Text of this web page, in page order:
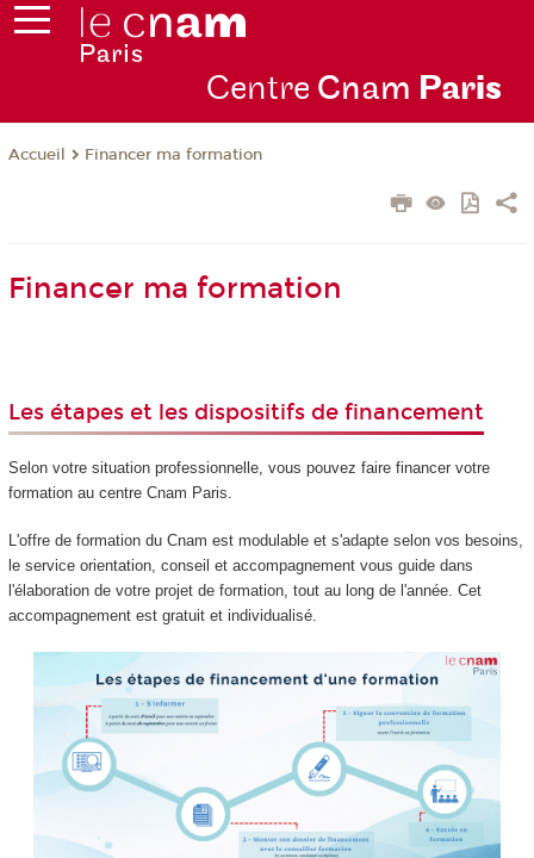
Centre Cnam Paris
Accueil Financer ma formation
Financer ma formation
Les étapes et les dispositifs de financement
Selon votre situation professionnelle, vous pouvez faire financer votre
formation au centre Cnam Paris.
L'offre de formation du Cnam est modulable et s'adapte selon vos besoins,
le service orientation, conseil et accompagnement vous guide dans
l'élaboration de votre projet de formation, tout au long de l'année. Cet
accompagnement est gratuit et individualisé.